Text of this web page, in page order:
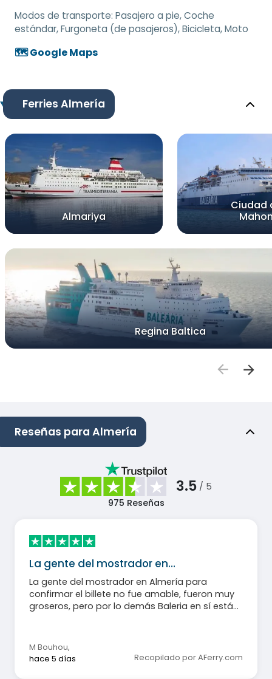
Modos de transporte: Pasajero a pie, Coche
estándar, Furgoneta (de pasajeros), Bicicleta, Moto
🗺️ Google Maps
Ferries Almería
Almariya
Ciudad
Regina Baltica
Reseñas para Almería
3.5 / 5
975 Reseñas
La gente del mostrador en…
La gente del mostrador en Almería para
confirmar el billete no fue amable, fueron muy
groseros, pero por lo demás Baleria en sí está
M Bouhou,
hace 5 días
Recopilado por AFerry.com